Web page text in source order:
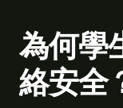
為何學
絡安全